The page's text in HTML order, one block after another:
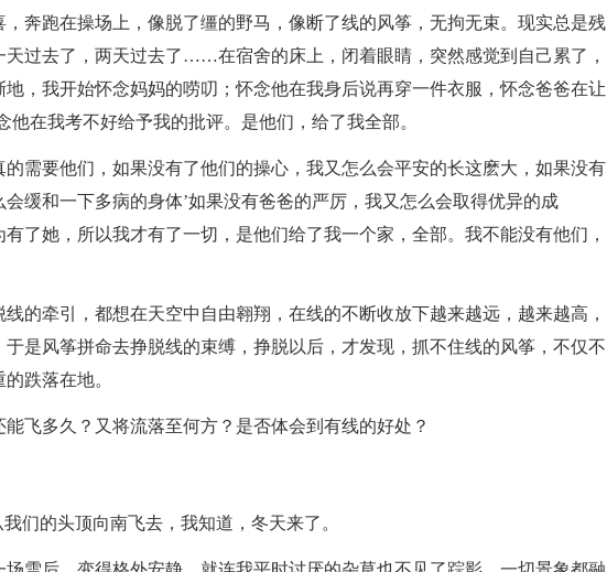
奔跑在操场上，像脱了缰的野马，像断了线的风筝，无拘无束。现实总是残
天过去了，两天过去了……在宿舍的床上，闭着眼睛，突然感觉到自己累了，
，我开始怀念妈妈的唠叨；怀念他在我身后说再穿一件衣服，怀念爸爸在让
他在我考不好给予我的批评。是他们，给了我全部。
的需要他们，如果没有了他们的操心，我又怎么会平安的长这麽大，如果没有
缓和一下多病的身体’如果没有爸爸的严厉，我又怎么会取得优异的成
了她，所以我才有了一切，是他们给了我一个家，全部。我不能没有他们，
的牵引，都想在天空中自由翱翔，在线的不断收放下越来越远，越来越高，
是风筝拼命去挣脱线的束缚，挣脱以后，才发现，抓不住线的风筝，不仅不
跌落在地。
飞多久？又将流落至何方？是否体会到有线的好处？
们的头顶向南飞去，我知道，冬天来了。